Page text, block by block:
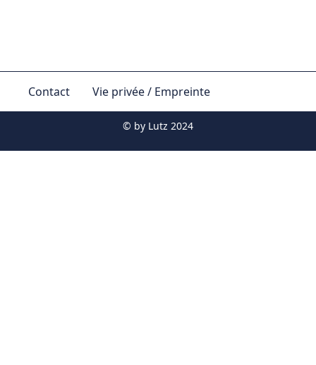
Contact Vie privée / Empreinte
© by Lutz 2024